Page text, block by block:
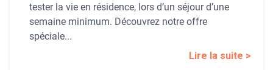
tester la vie en résidence, lors d’un séjour d’une
semaine minimum. Découvrez notre offre
spéciale...
Lire la suite >